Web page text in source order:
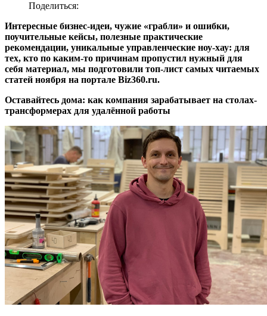
Поделиться:
Интересные бизнес-идеи, чужие «грабли» и ошибки,
поучительные кейсы, полезные практические
рекомендации, уникальные управленческие ноу-хау: для
тех, кто по каким-то причинам пропустил нужный для
себя материал, мы подготовили топ-лист самых читаемых
статей ноября на портале Biz360.ru.
Оставайтесь дома: как компания зарабатывает на столах-
трансформерах для удалённой работы